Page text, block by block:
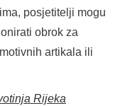
posjetitelji mogu
obrok za
artikala ili
Rijeka